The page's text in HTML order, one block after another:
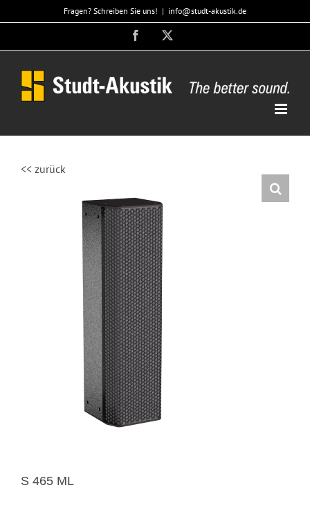
Inhalt
Fragen? Schreiben Sie uns! | info@studt-akustik.de
Facebook
<< zurück
S 465 ML